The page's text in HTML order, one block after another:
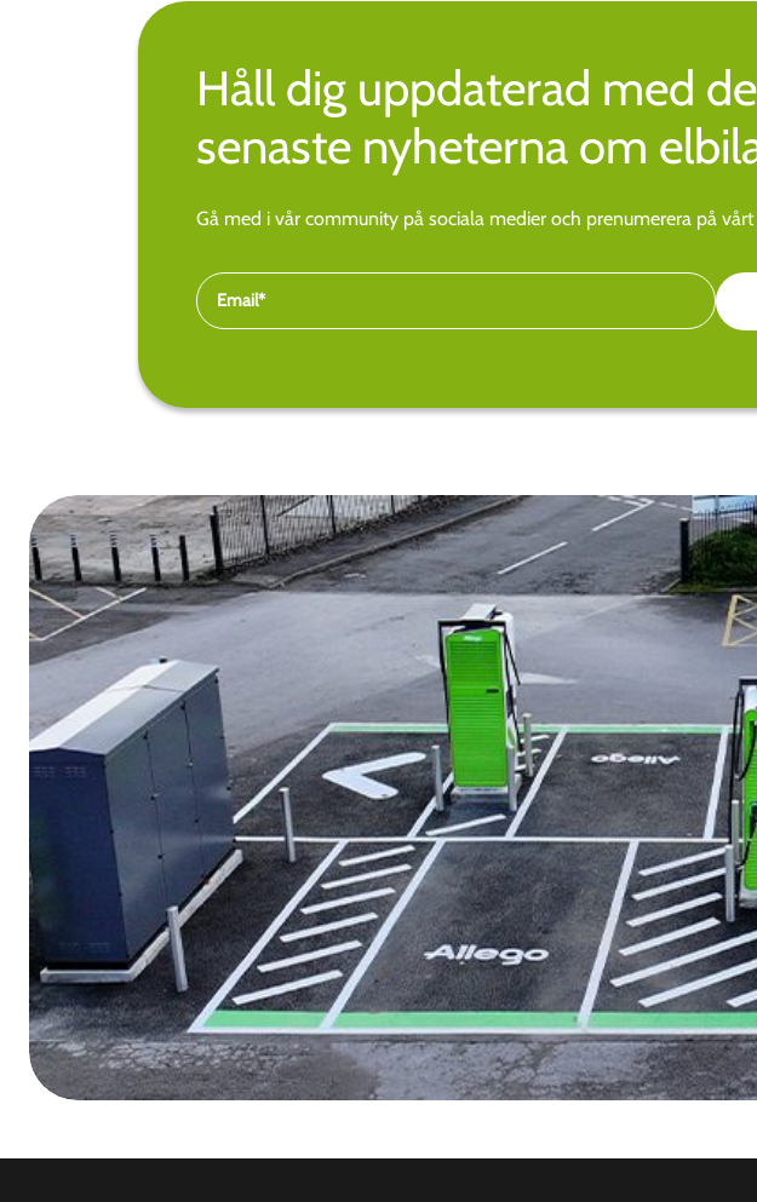
Håll dig uppdaterad med de
senaste nyheterna om
Gå med i vår community på sociala medier och prenumerera på